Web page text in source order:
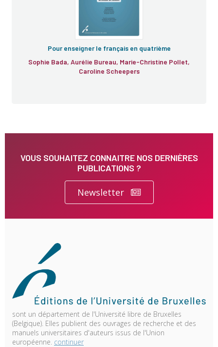
Pour enseigner le français en quatrième
Sophie Bada, Aurélie Bureau, Marie-Christine Pollet,
Caroline Scheepers
VOUS SOUHAITEZ CONNAITRE NOS DERNIÈRES
PUBLICATIONS ?
Newsletter
sont un département de l'Université libre de Bruxelles
(Belgique). Elles publient des ouvrages de recherche et des
manuels universitaires d'auteurs issus de l'Union
européenne. continuer